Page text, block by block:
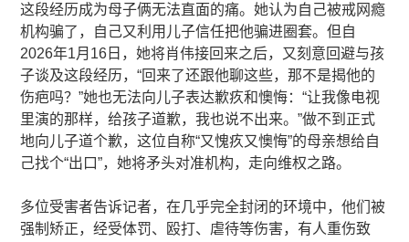
这段经历成为母子俩无法直面的痛。她认为自己被戒网瘾
机构骗了，自己又利用儿子信任把他骗进圈套。但自
2026年1月16日，她将肖伟接回来之后，又刻意回避与孩
子谈及这段经历，“回来了还跟他聊这些，那不是揭他的
伤疤吗？”她也无法向儿子表达歉疚和懊悔：“让我像电视
里演的那样，给孩子道歉，我也说不出来。”做不到正式
地向儿子道个歉，这位自称“又愧疚又懊悔”的母亲想给自
己找个“出口”，她将矛头对准机构，走向维权之路。
多位受害者告诉记者，在几乎完全封闭的环境中，他们被
强制矫正，经受体罚、殴打、虐待等伤害，有人重伤致